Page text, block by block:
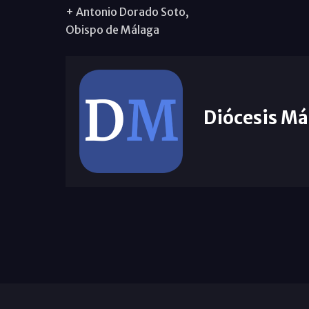
+ Antonio Dorado Soto,
Obispo de Málaga
Diócesis